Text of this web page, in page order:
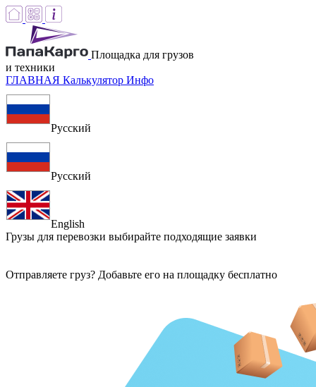
Площадка для грузов
и техники
ГЛАВНАЯ Калькулятор Инфо
Русский
Русский
English
Грузы для перевозки выбирайте подходящие заявки
Отправляете груз? Добавьте его на площадку бесплатно